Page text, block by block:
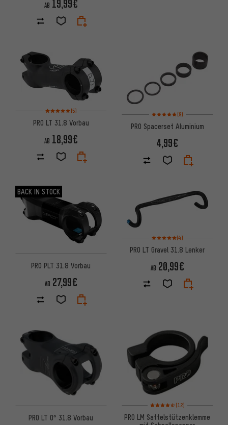
AB 19,99€
Bewertungen: 5 von 5 basierend auf 5 Bewertungen
(5)
PRO LT 31.8 Vorbau
AB 18,99€
Bewertungen: 5 von 5
(9)
PRO Spacerset Aluminium
4,99€
BACK IN STOCK
PRO PLT 31.8 Vorbau
AB 27,99€
Bewertungen: 5 von 5
(4)
PRO LT Gravel 31.8 Lenker
AB 20,99€
PRO LT 0° 31.8 Vorbau
Bewertungen: 4,5 von 5
(12)
PRO LM Sattelstützenklemme